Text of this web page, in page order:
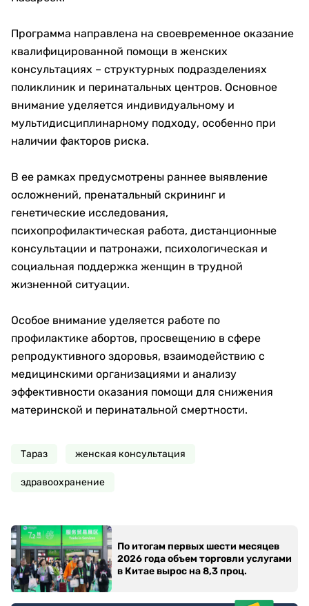
Программа направлена на своевременное оказание
квалифицированной помощи в женских
консультациях – структурных подразделениях
поликлиник и перинатальных центров. Основное
внимание уделяется индивидуальному и
мультидисциплинарному подходу, особенно при
наличии факторов риска.
В ее рамках предусмотрены раннее выявление
осложнений, пренатальный скрининг и
генетические исследования,
психопрофилактическая работа, дистанционные
консультации и патронажи, психологическая и
социальная поддержка женщин в трудной
жизненной ситуации.
Особое внимание уделяется работе по
профилактике абортов, просвещению в сфере
репродуктивного здоровья, взаимодействию с
медицинскими организациями и анализу
эффективности оказания помощи для снижения
материнской и перинатальной смертности.
Тараз женская консультация
здравоохранение
По итогам первых шести месяцев
2026 года объем торговли услугами
в Китае вырос на 8,3 проц.